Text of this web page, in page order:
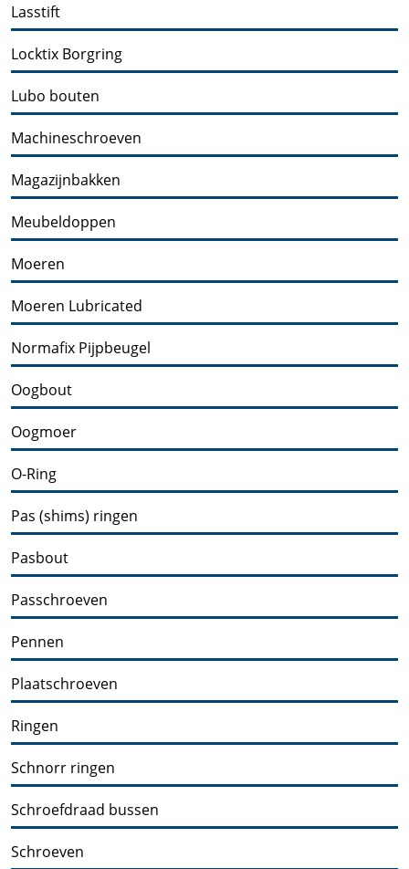
Lasstift
Locktix Borgring
Lubo bouten
Machineschroeven
Magazijnbakken
Meubeldoppen
Moeren
Moeren Lubricated
Normafix Pijpbeugel
Oogbout
Oogmoer
O-Ring
Pas (shims) ringen
Pasbout
Passchroeven
Pennen
Plaatschroeven
Ringen
Schnorr ringen
Schroefdraad bussen
Schroeven